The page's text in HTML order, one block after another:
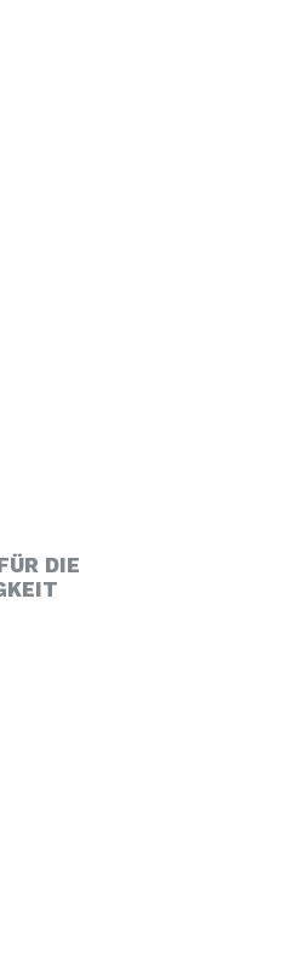
DIE